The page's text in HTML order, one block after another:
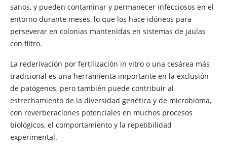
sanos, y pueden contaminar y permanecer infecciosos en el
entorno durante meses, lo que los hace idóneos para
perseverar en colonias mantenidas en sistemas de jaulas
con filtro.
La rederivación por fertilización in vitro o una cesárea más
tradicional es una herramienta importante en la exclusión
de patógenos, pero también puede contribuir al
estrechamiento de la diversidad genética y de microbioma,
con reverberaciones potenciales en muchos procesos
biológicos, el comportamiento y la repetibilidad
experimental.